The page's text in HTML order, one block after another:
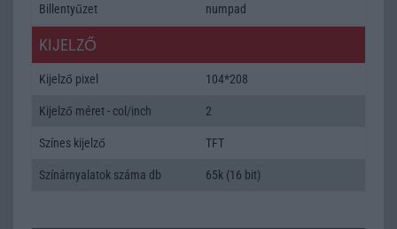
Billentyűzet numpad
KIJELZŐ
Kijelző pixel 104*208
Kijelző méret - col/inch 2
Színes kijelző TFT
Színárnyalatok száma db 65k (16 bit)